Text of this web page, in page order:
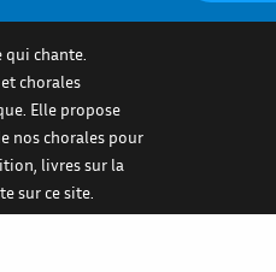
qui chante.
chorales
Elle propose
nos chorales pour
livres sur la
sur ce site.